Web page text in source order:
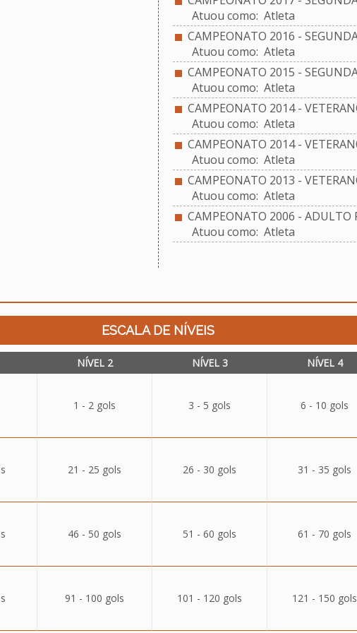
Atuou como: Atleta
CAMPEONATO 2016 -
Atuou como: Atleta
CAMPEONATO 2015 -
Atuou como: Atleta
CAMPEONATO 2014 -
Atuou como: Atleta
CAMPEONATO 2014 -
Atuou como: Atleta
CAMPEONATO 2013 -
Atuou como: Atleta
CAMPEONATO 2006 - ADULTO
Atuou como: Atleta
ESCALA DE NÍVEIS
NÍVEL 2 NÍVEL 3 NÍVEL 4
1 - 2 gols 3 - 5 gols 6 - 10 gols
21 - 25 gols 26 - 30 gols 31 - 35 gols
46 - 50 gols 51 - 60 gols 61 - 70 gols
91 - 100 gols 101 - 120 gols 121 - 150 gols